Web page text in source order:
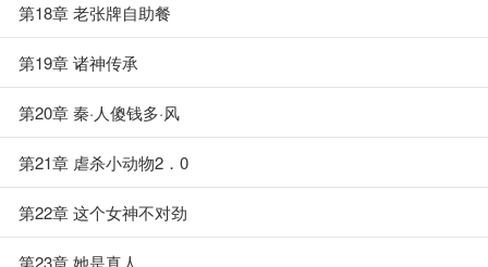
第18章 老张牌自助餐
第19章 诸神传承
第20章 秦·人傻钱多·风
第21章 虐杀小动物2．0
第22章 这个女神不对劲
第23章 她是真人